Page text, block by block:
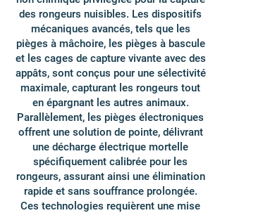
des rongeurs nuisibles. Les dispositifs
mécaniques avancés, tels que les
pièges à mâchoire, les pièges à bascule
et les cages de capture vivante avec des
appâts, sont conçus pour une sélectivité
maximale, capturant les rongeurs tout
en épargnant les autres animaux.
Parallèlement, les pièges électroniques
offrent une solution de pointe, délivrant
une décharge électrique mortelle
spécifiquement calibrée pour les
rongeurs, assurant ainsi une élimination
rapide et sans souffrance prolongée.
Ces technologies requièrent une mise